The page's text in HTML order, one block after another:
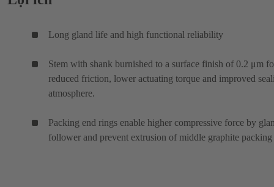
Long gland life and high functional reliability
Stem with shank burnished to a surface finish of 0.2 μm
reduced friction, lower actuating torque and improved
atmosphere.
Packing end rings enable higher compressive force by
follower and prevent extrusion of middle graphite